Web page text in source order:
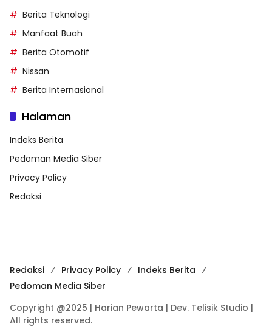
Berita Teknologi
Manfaat Buah
Berita Otomotif
Nissan
Berita Internasional
Halaman
Indeks Berita
Pedoman Media Siber
Privacy Policy
Redaksi
Redaksi Privacy Policy
Indeks Berita
Pedoman Media Siber
Copyright @2025 | Harian Pewarta | Dev. Telisik Studio |
All rights reserved.